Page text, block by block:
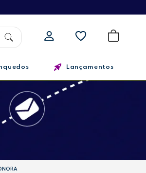
Lançamentos